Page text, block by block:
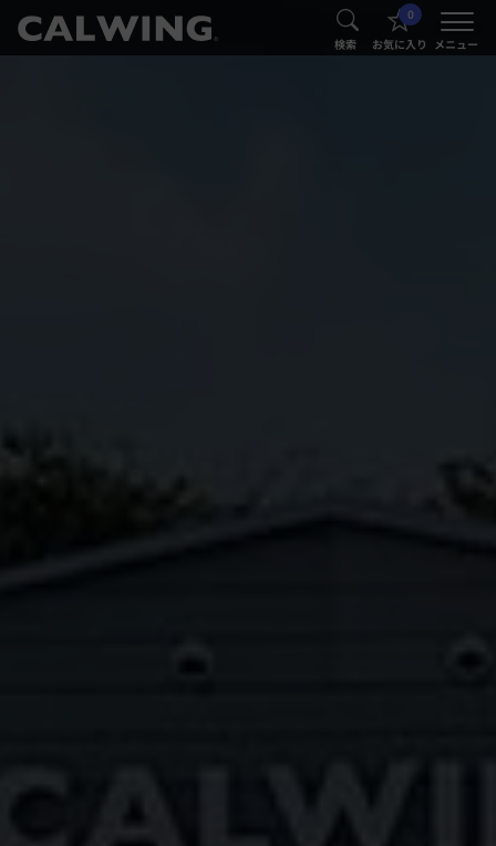
® 検索
0
お気に入り メニュー
®